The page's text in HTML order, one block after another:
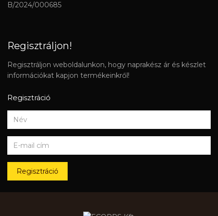
B/2024/000685
Regisztráljon!
Regisztráljon weboldalunkon, hogy naprakész ár és készlet
információkat kapjon termékeinkről!
Regisztráció
Regisztráció